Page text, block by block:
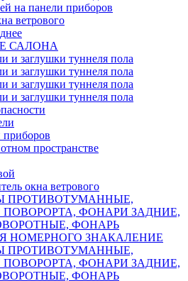
на панели приборов
ветрового
САЛОНА
и заглушки туннеля пола
и заглушки туннеля пола
и заглушки туннеля пола
и заглушки туннеля пола
приборов
пространстве
окна ветрового
ПРОТИВОТУМАННЫЕ,
ПОВОРОРТА, ФОНАРИ ЗАДНИЕ,
ФОНАРЬ
НОМЕРНОГО ЗНАКАЛЕНИЕ
ПРОТИВОТУМАННЫЕ,
ПОВОРОРТА, ФОНАРИ ЗАДНИЕ,
ФОНАРЬ